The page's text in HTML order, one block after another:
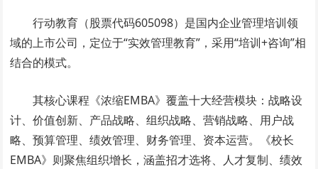
行动教育（股票代码605098）是国内企业管理培训领
域的上市公司，定位于“实效管理教育”，采用“培训+咨询”相
结合的模式。
其核心课程《浓缩EMBA》覆盖十大经营模块：战略设
计、价值创新、产品战略、组织战略、营销战略、用户战
略、预算管理、绩效管理、财务管理、资本运营。《校长
EMBA》则聚焦组织增长，涵盖招才选将、人才复制、绩效